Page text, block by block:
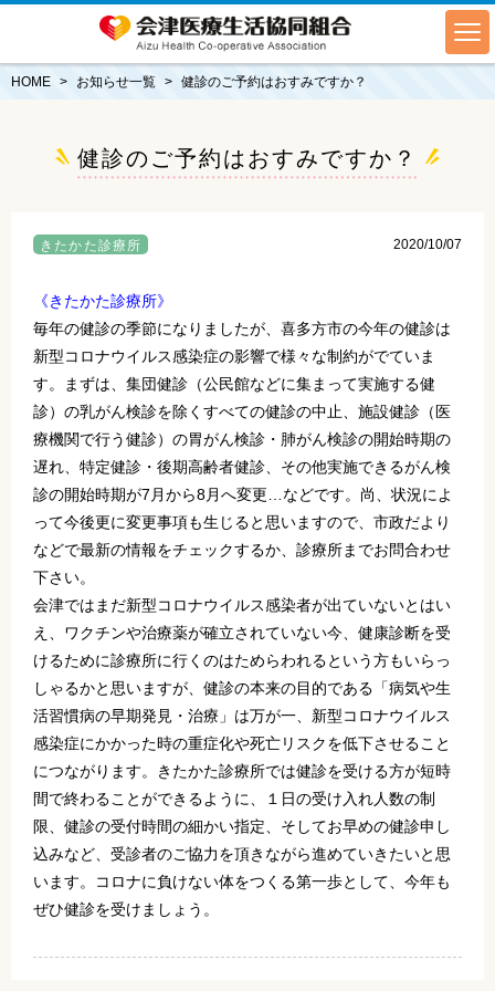
HOME お知らせ一覧 健診のご予約はおすみですか？
健診のご予約はおすみですか？
きたかた診療所 2020/10/07
《きたかた診療所》
毎年の健診の季節になりましたが、喜多方市の今年の健診は
新型コロナウイルス感染症の影響で様々な制約がでていま
す。まずは、集団健診（公民館などに集まって実施する健
診）の乳がん検診を除くすべての健診の中止、施設健診（医
療機関で行う健診）の胃がん検診・肺がん検診の開始時期の
遅れ、特定健診・後期高齢者健診、その他実施できるがん検
診の開始時期が7月から8月へ変更…などです。尚、状況によ
って今後更に変更事項も生じると思いますので、市政だより
などで最新の情報をチェックするか、診療所までお問合わせ
下さい。
会津ではまだ新型コロナウイルス感染者が出ていないとはい
え、ワクチンや治療薬が確立されていない今、健康診断を受
けるために診療所に行くのはためらわれるという方もいらっ
しゃるかと思いますが、健診の本来の目的である「病気や生
活習慣病の早期発見・治療」は万が一、新型コロナウイルス
感染症にかかった時の重症化や死亡リスクを低下させること
につながります。きたかた診療所では健診を受ける方が短時
間で終わることができるように、１日の受け入れ人数の制
限、健診の受付時間の細かい指定、そしてお早めの健診申し
込みなど、受診者のご協力を頂きながら進めていきたいと思
います。コロナに負けない体をつくる第一歩として、今年も
ぜひ健診を受けましょう。